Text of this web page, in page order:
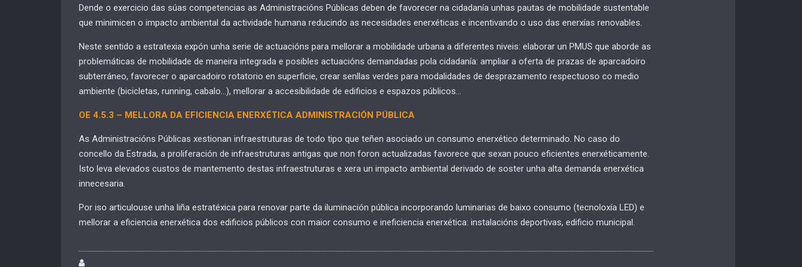
Dende o exercicio das súas competencias as Administracións Públicas deben de favorecer na cidadanía unhas pautas de mobilidade sustentable
que minimicen o impacto ambiental da actividade humana reducindo as necesidades enerxéticas e incentivando o uso das enerxías renovables.
Neste sentido a estratexia expón unha serie de actuacións para mellorar a mobilidade urbana a diferentes niveis: elaborar un PMUS que aborde as
problemáticas de mobilidade de maneira integrada e posibles actuacións demandadas pola cidadanía: ampliar a oferta de prazas de aparcadoiro
subterráneo, favorecer o aparcadoiro rotatorio en superficie, crear senllas verdes para modalidades de desprazamento respectuoso co medio
ambiente (bicicletas, running, cabalo…), mellorar a accesibilidade de edificios e espazos públicos…
OE 4.5.3 – MELLORA DA EFICIENCIA ENERXÉTICA ADMINISTRACIÓN PÚBLICA
As Administracións Públicas xestionan infraestruturas de todo tipo que teñen asociado un consumo enerxético determinado. No caso do
concello da Estrada, a proliferación de infraestruturas antigas que non foron actualizadas favorece que sexan pouco eficientes enerxéticamente.
Isto leva elevados custos de mantemento destas infraestruturas e xera un impacto ambiental derivado de soster unha alta demanda enerxética
innecesaria.
Por iso articulouse unha liña estratéxica para renovar parte da iluminación pública incorporando luminarias de baixo consumo (tecnoloxía LED) e
mellorar a eficiencia enerxética dos edificios públicos con maior consumo e ineficiencia enerxética: instalacións deportivas, edificio municipal.